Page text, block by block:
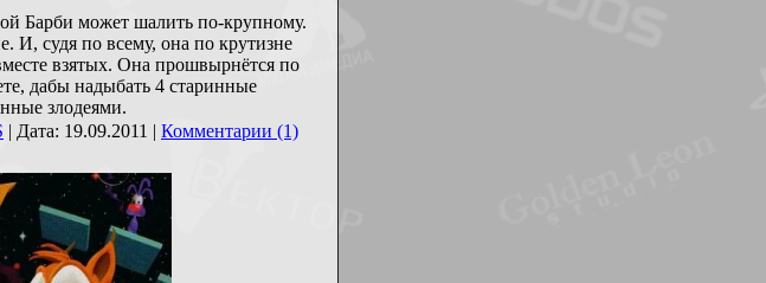
Барби может шалить по-крупному.
И, судя по всему, она по крутизне
взятых. Она прошвырнётся по
дабы надыбать 4 старинные
злодеями.
| Дата: 19.09.2011 | Комментарии (1)